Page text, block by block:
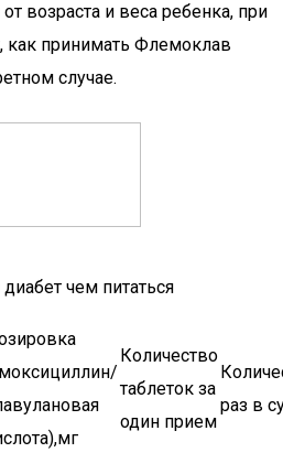
возраста и веса ребенка, при
как принимать Флемоклав
случае.
чем питаться
Количество
таблеток за
один прием
раз в